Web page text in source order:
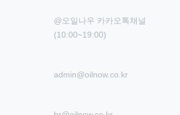
@오일나우 카카오톡채널
(10:00~19:00)
admin@oilnow.co.kr